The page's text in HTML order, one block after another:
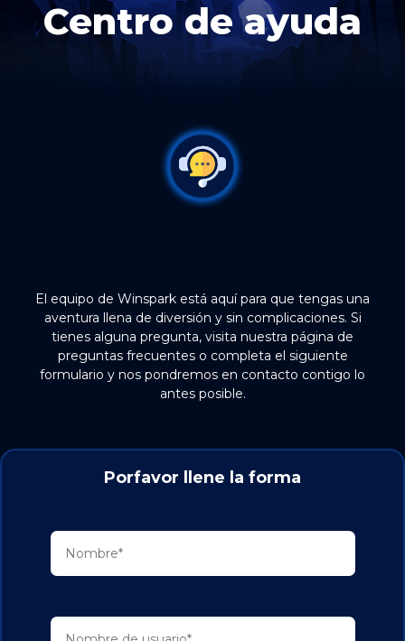
Centro de ayuda
El equipo de Winspark está aquí para que tengas una
aventura llena de diversión y sin complicaciones. Si
tienes alguna pregunta, visita nuestra página de
preguntas frecuentes o completa el siguiente
formulario y nos pondremos en contacto contigo lo
antes posible.
Porfavor llene la forma